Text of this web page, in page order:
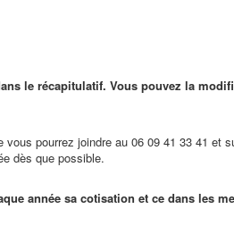
le récapitulatif. Vous pouvez la
pourrez joindre au 06 09 41 33 41 et
dès que possible.
année sa cotisation et ce dans les